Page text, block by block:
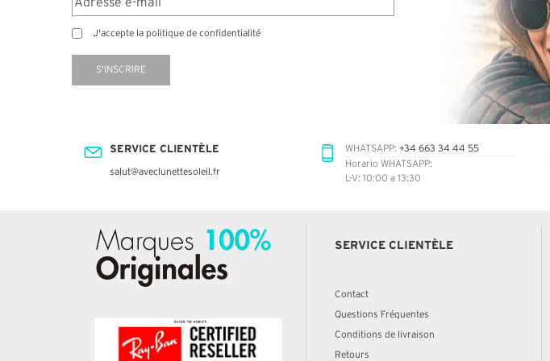
J'accepte la politique de confidentialité
S'INSCRIRE
SERVICE CLIENTÈLE
salut@aveclunettesoleil.fr
WHATSAPP: +34 663 34 44 55
Horario WHATSAPP:
L-V: 10:00 a 13:30
SERVICE CLIENTÈLE
Contact
Questions Fréquentes
Conditions de livraison
Retours